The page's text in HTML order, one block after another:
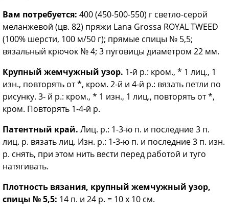
Вам потребуется: 400 (450-500-550) г светло-серой
меланжевой (цв. 82) пряжи Lana Grossa ROYAL TWEED
(100% шерсти, 100 м/50 г); прямые спицы № 5,5;
вязальный крючок № 4; 3 пуговицы диаметром 22 мм.
Крупный жемчужный узор. 1-й р.: кром., * 1 лиц., 1
изн., повторять от *, кром. 2-й и 4-й р.: вязать петли по
рисунку. 3- й р.: кром., * 1 изн., 1 лиц., повторять от *,
кром. Повторять 1-4-й р.
Патентный край. Лиц. р.: 1-3-ю п. и последние 3 п.
лиц. р. вязать лиц. Изн. р.: 1-3-ю п. и последние 3 п. изн.
р. снять, при этом нить вести перед работой и туго
натягивать.
Плотность вязания, крупный жемчужный узор,
спицы № 5,5: 14 п. и 24 р. = 10 x 10 см.